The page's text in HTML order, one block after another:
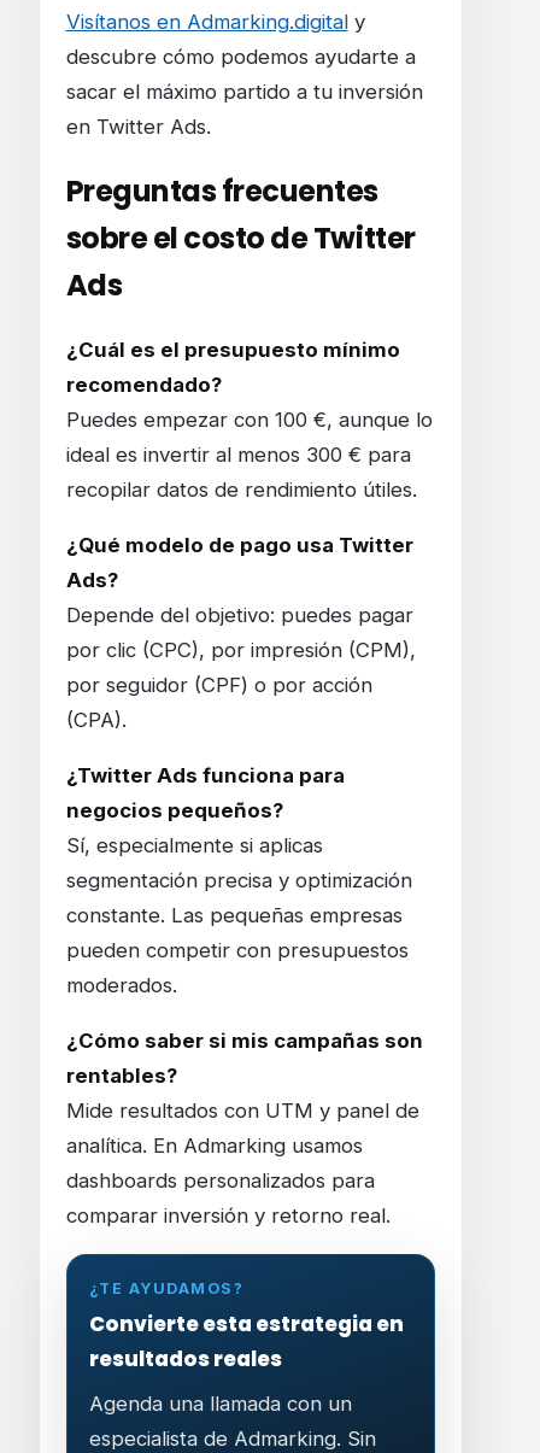
Visítanos en Admarking.digitaly
descubre cómo podemos ayudarte a
sacar el máximo partido a tu inversión
en Twitter Ads.
Preguntas frecuentes
sobre el costo de Twitter
Ads
¿Cuál es el presupuesto mínimo
recomendado?
Puedes empezar con 100 €, aunque lo
ideal es invertir al menos 300 € para
recopilar datos de rendimiento útiles.
¿Qué modelo de pago usa Twitter
Ads?
Depende del objetivo: puedes pagar
por clic (CPC), por impresión (CPM),
por seguidor (CPF) o por acción
(CPA).
¿Twitter Ads funciona para
negocios pequeños?
Sí, especialmente si aplicas
segmentación precisa y optimización
constante. Las pequeñas empresas
pueden competir con presupuestos
moderados.
¿Cómo saber si mis campañas son
rentables?
Mide resultados con UTM y panel de
analítica. En Admarking usamos
dashboards personalizados para
comparar inversión y retorno real.
¿TE AYUDAMOS?
Convierte esta estrategia en
resultados reales
Agenda una llamada con un
especialista de Admarking. Sin